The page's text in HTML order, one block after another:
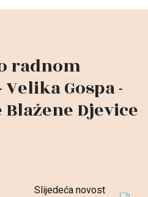
radnom
Gospa -
Djevice
Slijedeća novost